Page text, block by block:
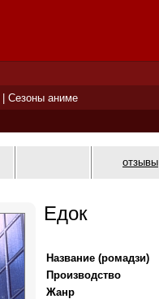
Сезоны аниме
отзывы
Едок
Название (ромадзи)
Производство
Жанр